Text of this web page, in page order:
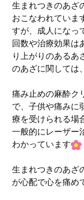
生まれつきのあざ
おこなわれていま
すが、成人になっ
回数や治療効果は
り上がりのあるあ
のあざに関しては
痛み止めの麻酔ク
で、子供や痛みに
療を受けられる場
一般的にレーザー
わかっています
生まれつきのあざ
が心配で心を痛め